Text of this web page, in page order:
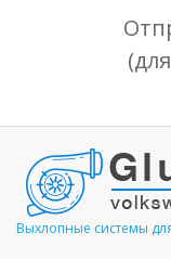
Выхлопные системы